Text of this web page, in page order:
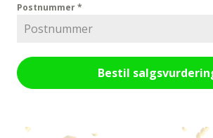
Postnummer*
Bestil